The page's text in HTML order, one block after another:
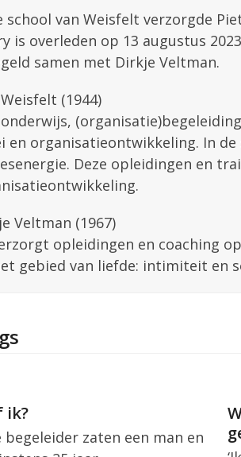
school van Weisfelt verzorgde
is overleden op 13 augustus
samen met Dirkje Veltman.
(1944)
en organisatieontwikkeling. In
Deze opleidingen en
Veltman (1967)
opleidingen en coaching
gebied van liefde: intimiteit en
ik?
begeleider zaten een man en